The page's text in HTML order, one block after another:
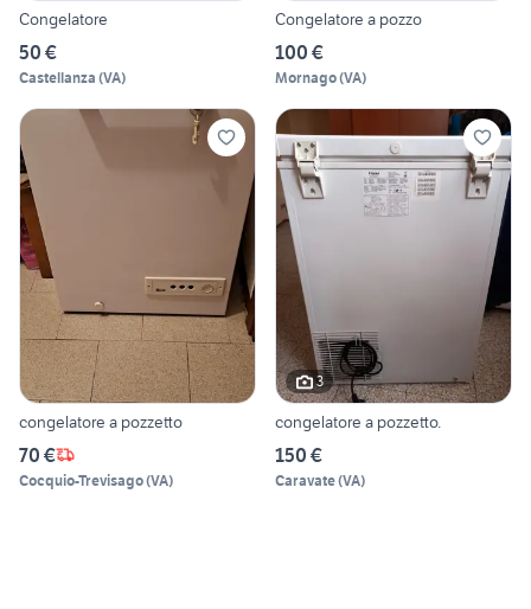
Congelatore
50 €
Castellanza (VA)
Congelatore a pozzo
100 €
Mornago(VA)
congelatore a pozzetto
70 €
Cocquio-Trevisago(VA)
3
congelatore a pozzetto.
150 €
Caravate(VA)